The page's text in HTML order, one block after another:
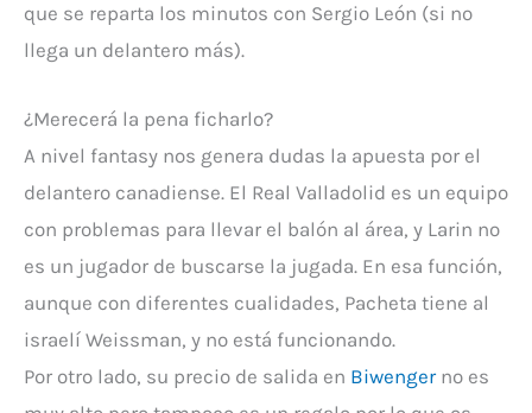
que se reparta los minutos con Sergio León (si no
llega un delantero más).
¿Merecerá la pena ficharlo?
A nivel fantasy nos genera dudas la apuesta por el
delantero canadiense. El Real Valladolid es un equipo
con problemas para llevar el balón al área, y Larin no
es un jugador de buscarse la jugada. En esa función,
aunque con diferentes cualidades, Pacheta tiene al
israelí Weissman, y no está funcionando.
Por otro lado, su precio de salida en Biwengerno es